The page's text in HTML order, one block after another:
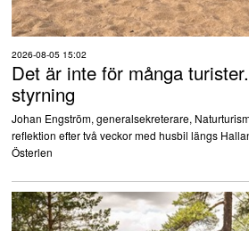
2026-08-05 15:02
Det är inte för många
styrning
Johan Engström, generalsekreterare,
reflektion efter två veckor med husbil längs
Österlen